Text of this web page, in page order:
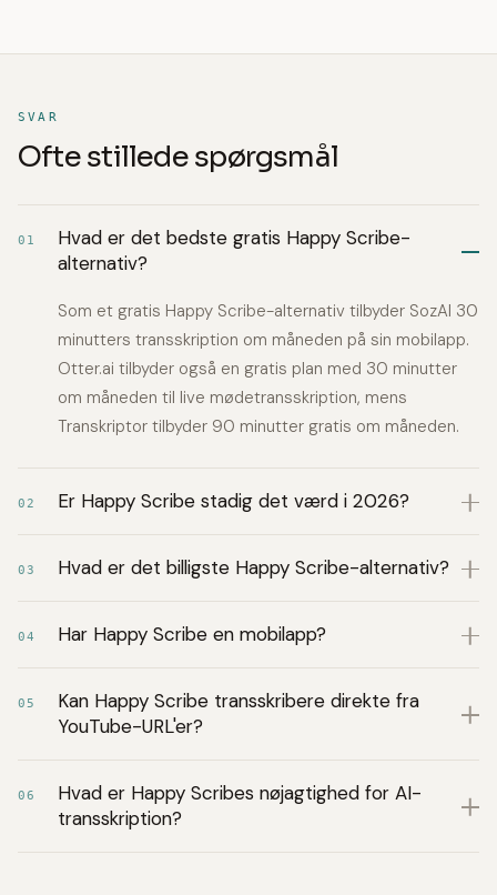
SVAR
Ofte stillede spørgsmål
01
Hvad er det bedste gratis Happy Scribe-
alternativ?
Som et gratis Happy Scribe-alternativ tilbyder SozAI 30
minutters transskription om måneden på sin mobilapp.
Otter.ai tilbyder også en gratis plan med 30 minutter
om måneden til live mødetransskription, mens
Transkriptor tilbyder 90 minutter gratis om måneden.
02 Er Happy Scribe stadig det værd i 2026?
03 Hvad er det billigste Happy Scribe-alternativ?
04 Har Happy Scribe en mobilapp?
05
Kan Happy Scribe transskribere direkte fra
YouTube-URL'er?
06
Hvad er Happy Scribes nøjagtighed for AI-
transskription?